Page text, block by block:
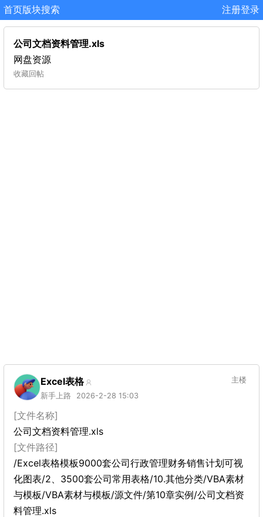
首页版块搜索 注册登录
公司文档资料管理.xls
网盘资源
收藏回帖
Excel表格
新手上路 2026-2-28 15:03
主楼
[文件名称]
公司文档资料管理.xls
[文件路径]
/Excel表格模板9000套公司行政管理财务销售计划可视
化图表/2、3500套公司常用表格/10.其他分类/VBA素材
与模板/VBA素材与模板/源文件/第10章实例/公司文档资
料管理.xls